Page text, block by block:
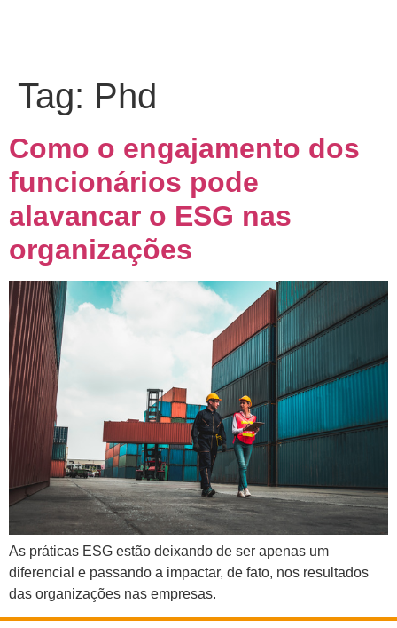
Tag: Phd
Como o engajamento dos
funcionários pode
alavancar o ESG nas
organizações
As práticas ESG estão deixando de ser apenas um
diferencial e passando a impactar, de fato, nos resultados
das organizações nas empresas.